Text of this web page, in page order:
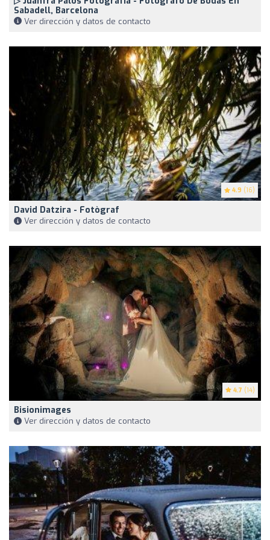
Sabadell, Barcelona
Ver dirección y datos de contacto
4.9 (16)
David Datzira - Fotògraf
Ver dirección y datos de contacto
4.7 (14)
Bisionimages
Ver dirección y datos de contacto